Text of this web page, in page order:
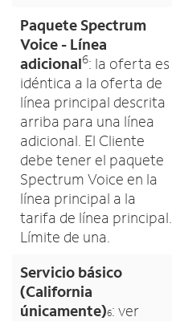
Paquete Spectrum
Voice - Línea
adicional6: la oferta es
idéntica a la oferta de
línea principal descrita
arriba para una línea
adicional. El Cliente
debe tener el paquete
Spectrum Voice en la
línea principal a la
tarifa de línea principal.
Límite de una.
Servicio básico
(California
únicamente)6: ver